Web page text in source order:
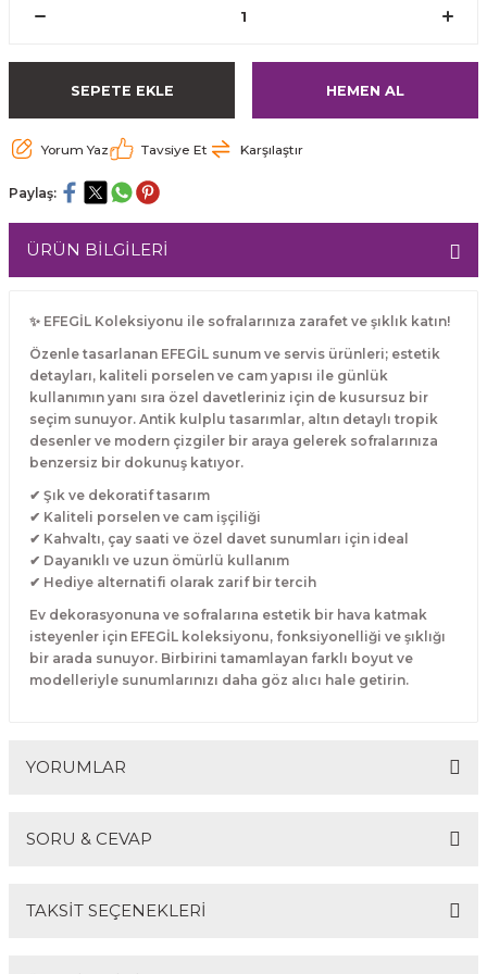
SEPETE EKLE HEMEN AL
Yorum Yaz Tavsiye Et Karşılaştır
Paylaş:
ÜRÜN BİLGİLERİ
✨ EFEGİL Koleksiyonu ile sofralarınıza zarafet ve şıklık katın!
Özenle tasarlanan EFEGİL sunum ve servis ürünleri; estetik
detayları, kaliteli porselen ve cam yapısı ile günlük
kullanımın yanı sıra özel davetleriniz için de kusursuz bir
seçim sunuyor. Antik kulplu tasarımlar, altın detaylı tropik
desenler ve modern çizgiler bir araya gelerek sofralarınıza
benzersiz bir dokunuş katıyor.
✔ Şık ve dekoratif tasarım
✔ Kaliteli porselen ve cam işçiliği
✔ Kahvaltı, çay saati ve özel davet sunumları için ideal
✔ Dayanıklı ve uzun ömürlü kullanım
✔ Hediye alternatifi olarak zarif bir tercih
Ev dekorasyonuna ve sofralarına estetik bir hava katmak
isteyenler için EFEGİL koleksiyonu, fonksiyonelliği ve şıklığı
bir arada sunuyor. Birbirini tamamlayan farklı boyut ve
modelleriyle sunumlarınızı daha göz alıcı hale getirin.
YORUMLAR
SORU & CEVAP
TAKSİT SEÇENEKLERİ